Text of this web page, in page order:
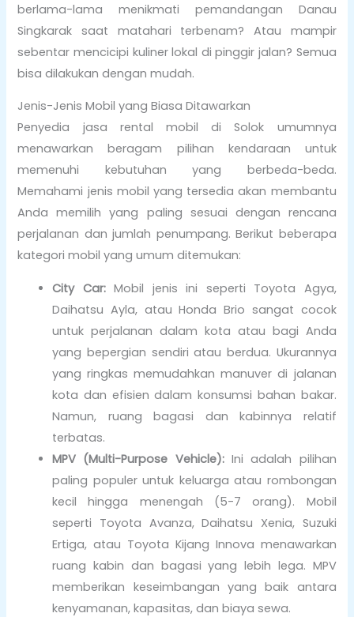
berlama-lama menikmati pemandangan Danau
Singkarak saat matahari terbenam? Atau mampir
sebentar mencicipi kuliner lokal di pinggir jalan? Semua
bisa dilakukan dengan mudah.
Jenis-Jenis Mobil yang Biasa Ditawarkan
Penyedia jasa rental mobil di Solok umumnya
menawarkan beragam pilihan kendaraan untuk
memenuhi kebutuhan yang berbeda-beda.
Memahami jenis mobil yang tersedia akan membantu
Anda memilih yang paling sesuai dengan rencana
perjalanan dan jumlah penumpang. Berikut beberapa
kategori mobil yang umum ditemukan:
City Car:Mobil jenis ini seperti Toyota Agya,
Daihatsu Ayla, atau Honda Brio sangat cocok
untuk perjalanan dalam kota atau bagi Anda
yang bepergian sendiri atau berdua. Ukurannya
yang ringkas memudahkan manuver di jalanan
kota dan efisien dalam konsumsi bahan bakar.
Namun, ruang bagasi dan kabinnya relatif
terbatas.
MPV (Multi-Purpose Vehicle):Ini adalah pilihan
paling populer untuk keluarga atau rombongan
kecil hingga menengah (5-7 orang). Mobil
seperti Toyota Avanza, Daihatsu Xenia, Suzuki
Ertiga, atau Toyota Kijang Innova menawarkan
ruang kabin dan bagasi yang lebih lega. MPV
memberikan keseimbangan yang baik antara
kenyamanan, kapasitas, dan biaya sewa.